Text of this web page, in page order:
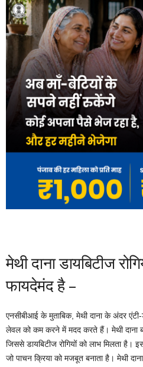
मेथी दाना डायबिटीज
फायदेमंद है –
एनसीबीआई के मुताबिक, मेथी दाना के अंदर
लेवल को कम करने में मदद करते हैं। मेथी दाना
जिससे डायबिटीज रोगियों को लाभ मिलता है।
जो पाचन क्रिया को मजबूत बनाता है। मेथी